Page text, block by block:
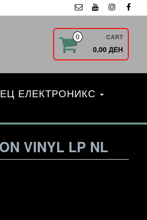
0 CART
0,00 ДЕН
ЕЛЕКТРОНИКС
VINYL LP NL